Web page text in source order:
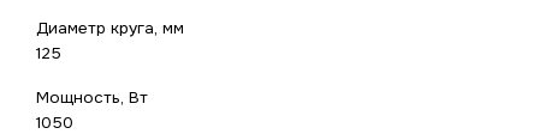
Диаметр круга, мм
125
Мощность, Вт
1050